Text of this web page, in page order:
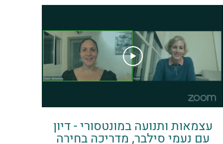
עצמאות ותנועה במונטסורי - דיון
עם נעמי סילבר, מדריכה בחירה